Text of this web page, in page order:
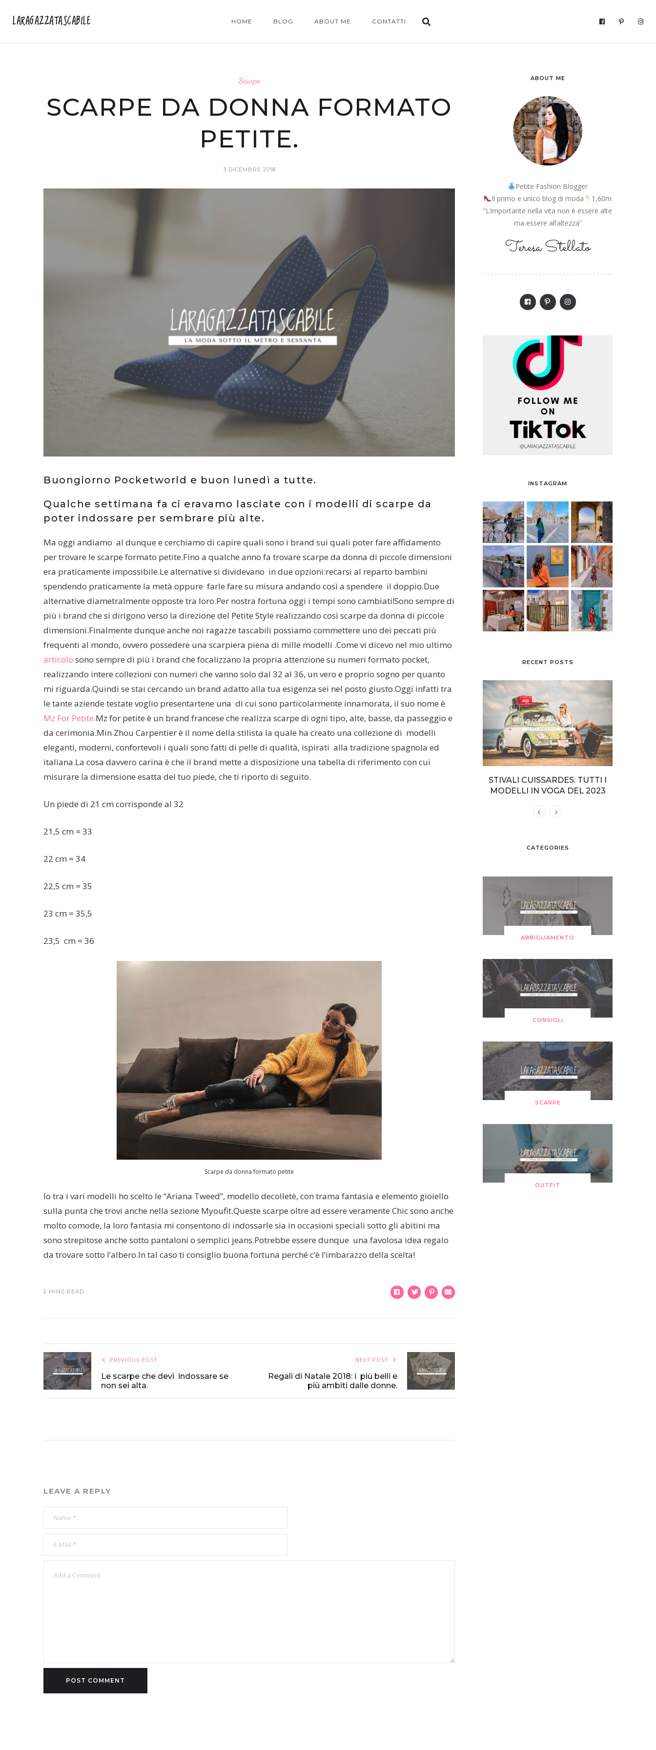
LARAGAZZATASCABILE HOME BLOG ABOUT ME CONTATTI
Scarpe
SCARPE DA DONNA FORMATO
PETITE.
3 DICEMBRE 2018
Buongiorno Pocketworld e buon lunedì a tutte.
Qualche settimana fa ci eravamo lasciate con i modelli di scarpe da
poter indossare per sembrare più alte.
Ma oggi andiamo al dunque e cerchiamo di capire quali sono i brand sui quali poter fare affidamento
per trovare le scarpe formato petite.Fino a qualche anno fa trovare scarpe da donna di piccole dimensioni
era praticamente impossibile.Le alternative si dividevano in due opzioni:recarsi al reparto bambini
spendendo praticamente la metà oppure farle fare su misura andando così a spendere il doppio.Due
alternative diametralmente opposte tra loro.Per nostra fortuna oggi i tempi sono cambiati!Sono sempre di
più i brand che si dirigono verso la direzione del Petite Style realizzando così scarpe da donna di piccole
dimensioni.Finalmente dunque anche noi ragazze tascabili possiamo commettere uno dei peccati più
frequenti al mondo, ovvero possedere una scarpiera piena di mille modelli .Come vi dicevo nel mio ultimo
articolo sono sempre di più i brand che focalizzano la propria attenzione su numeri formato pocket,
realizzando intere collezioni con numeri che vanno solo dal 32 al 36, un vero e proprio sogno per quanto
mi riguarda.Quindi se stai cercando un brand adatto alla tua esigenza sei nel posto giusto.Oggi infatti tra
le tante aziende testate voglio presentartene una di cui sono particolarmente innamorata, il suo nome è
Mz For Petite.Mz for petite è un brand francese che realizza scarpe di ogni tipo, alte, basse, da passeggio e
da cerimonia.Min Zhou Carpentier è il nome della stilista la quale ha creato una collezione di modelli
eleganti, moderni, confortevoli i quali sono fatti di pelle di qualità, ispirati alla tradizione spagnola ed
italiana.La cosa davvero carina è che il brand mette a disposizione una tabella di riferimento con cui
misurare la dimensione esatta del tuo piede, che ti riporto di seguito.
Un piede di 21 cm corrisponde al 32
21,5 cm = 33
22 cm = 34
22,5 cm = 35
23 cm = 35,5
23,5 cm = 36
Scarpe da donna formato petite
Io tra i vari modelli ho scelto le “Ariana Tweed”, modello decolletè, con trama fantasia e elemento gioiello
sulla punta che trovi anche nella sezione Myoufit.Queste scarpe oltre ad essere veramente Chic sono anche
molto comode, la loro fantasia mi consentono di indossarle sia in occasioni speciali sotto gli abitini ma
sono strepitose anche sotto pantaloni o semplici jeans.Potrebbe essere dunque una favolosa idea regalo
da trovare sotto l’albero.In tal caso ti consiglio buona fortuna perché c’è l’imbarazzo della scelta!
2 MINS READ
PREVIOUS POST
Le scarpe che devi indossare se
non sei alta.
NEXT POST
Regali di Natale 2018: i più belli e
più ambiti dalle donne.
LEAVE A REPLY
ABOUT ME
Petite Fashion Blogger
Il primo e unico blog di moda
1,60m
“L’importante nella vita non è essere alte
ma essere all’altezza”
Teresa Stellato
INSTAGRAM
RECENT POSTS
Tutti gli outfit per il rientro a
STIVALI CUISSARDES: TUTTI I
MODELLI IN VOGA DEL 2023
CATEGORIES
ABBIGLIAMENTO
CONSIGLI
SCARPE
OUTFIT